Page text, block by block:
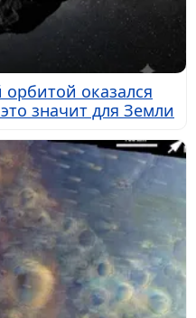
оказался
значит для Земли